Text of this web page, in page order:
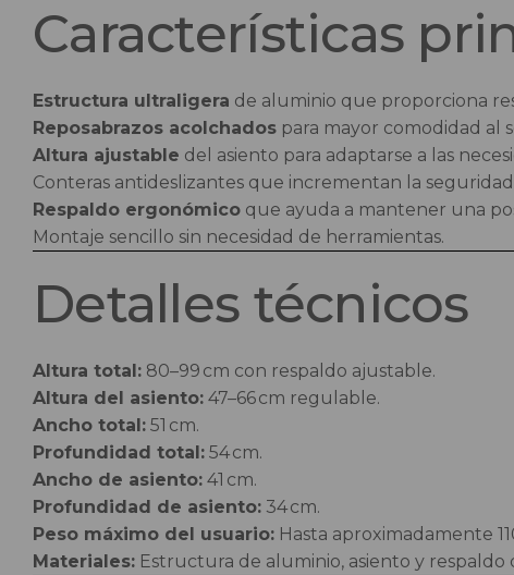
Características
Estructura ultraligera de aluminio que proporciona
Reposabrazos acolchados para mayor comodidad al
Altura ajustable del asiento para adaptarse a las
Conteras antideslizantes que incrementan la
Respaldo ergonómico que ayuda a mantener una
Montaje sencillo sin necesidad de herramientas.
Detalles técnicos
Altura total: 80–99 cm con respaldo ajustable.
Altura del asiento: 47–66 cm regulable.
Ancho total: 51 cm.
Profundidad total: 54 cm.
Ancho de asiento: 41 cm.
Profundidad de asiento: 34 cm.
Peso máximo del usuario: Hasta aproximadamente
Materiales: Estructura de aluminio, asiento y